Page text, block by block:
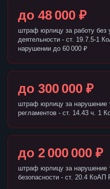
до 48 000 ₽
штраф юрлицу за работу без
деятельности - ст. 19.7.5-1
нарушении до 60 000 ₽
до 300 000 ₽
штраф юрлицу за нарушение
регламентов - ст. 14.43 ч. 1
до 2 000 000 ₽
штраф юрлицу за нарушение
безопасности - ст. 20.4 КоАП